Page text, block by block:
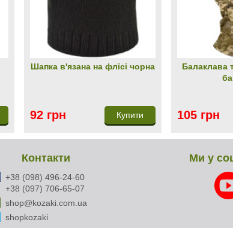
Шапка в'язана на флісі чорна
92 грн Купити
Балаклава
105 грн
Контакти
+38 (098) 496-24-60
+38 (097) 706-65-07
shop@kozaki.com.ua
shopkozaki
Ми у